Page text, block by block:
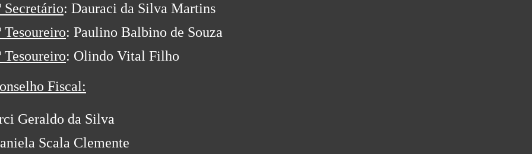
Secretário: Dauraci da Silva Martins
Tesoureiro: Paulino Balbino de Souza
Tesoureiro: Olindo Vital Filho
Fiscal:
Geraldo da Silva
Scala Clemente